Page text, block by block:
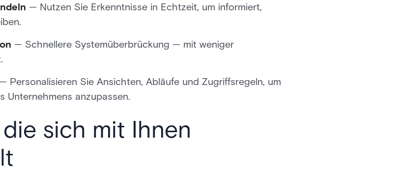
— Nutzen Sie Erkenntnisse in Echtzeit, um informiert,
— Schnellere Systemüberbrückung — mit weniger
— Personalisieren Sie Ansichten, Abläufe und Zugriffsregeln, um
Unternehmens anzupassen.
sich mit Ihnen